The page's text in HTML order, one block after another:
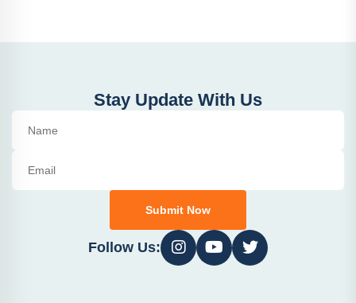
Stay Update With Us
Submit Now
Follow Us: